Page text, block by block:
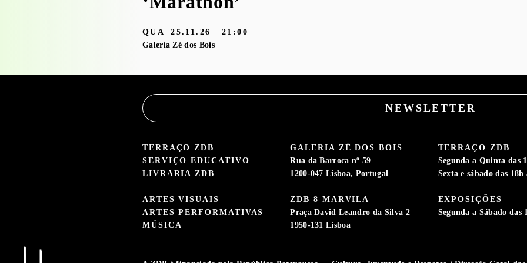
QUA 25.11.26
21:00
Galeria Zé dos Bois
NEWSLETTER
TERRAÇO ZDB
SERVIÇO EDUCATIVO
LIVRARIA ZDB
ARTES VISUAIS
ARTES PERFORMATIVAS
MÚSICA
GALERIA ZÉ DOS BOIS
Rua da Barroca nº 59
1200-047 Lisboa, Portugal
ZDB 8 MARVILA
Praça David Leandro da Silva 2
1950-131 Lisboa
TERRAÇO ZDB
Segunda a Quinta das
Sexta e sábado das 18h
EXPOSIÇÕES
Segunda a Sábado das